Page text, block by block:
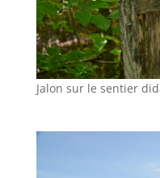
Jalon sur le sentier